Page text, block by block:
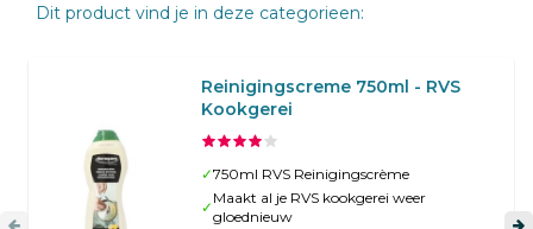
Dit product vind je in deze categorieen:
Reinigingscreme 750ml - RVS
Kookgerei
✓750ml RVS Reinigingscrème
✓
Maakt al je RVS kookgerei weer
gloednieuw